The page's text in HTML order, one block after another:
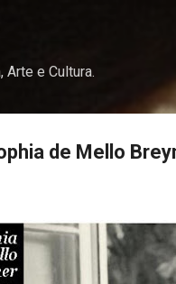
Arte e Cultura.
de Mello